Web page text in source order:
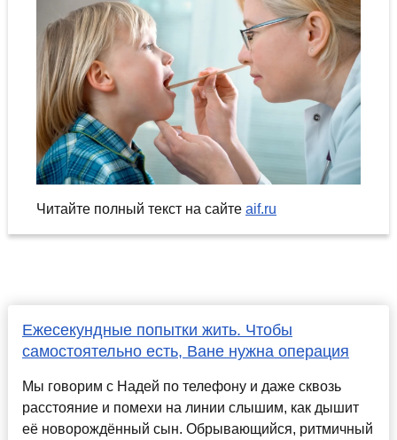
Читайте полный текст на сайте aif.ru
Ежесекундные попытки жить. Чтобы
самостоятельно есть, Ване нужна операция
Мы говорим с Надей по телефону и даже сквозь
расстояние и помехи на линии слышим, как дышит
её новорождённый сын. Обрывающийся, ритмичный